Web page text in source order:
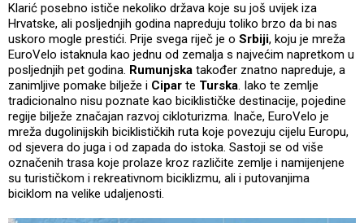
Klarić posebno ističe nekoliko država koje su još uvijek iza
Hrvatske, ali posljednjih godina napreduju toliko brzo da bi nas
uskoro mogle prestići. Prije svega riječ je o Srbiji, koju je mreža
EuroVelo istaknula kao jednu od zemalja s najvećim napretkom u
posljednjih pet godina. Rumunjska također znatno napreduje, a
zanimljive pomake bilježe i Cipar te Turska. Iako te zemlje
tradicionalno nisu poznate kao biciklističke destinacije, pojedine
regije bilježe značajan razvoj cikloturizma. Inače, EuroVelo je
mreža dugolinijskih biciklističkih ruta koje povezuju cijelu Europu,
od sjevera do juga i od zapada do istoka. Sastoji se od više
označenih trasa koje prolaze kroz različite zemlje i namijenjene
su turističkom i rekreativnom biciklizmu, ali i putovanjima
biciklom na velike udaljenosti.